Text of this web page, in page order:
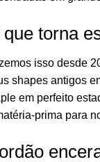
que torna
isso desde
shapes antigos
em perfeito
prima para